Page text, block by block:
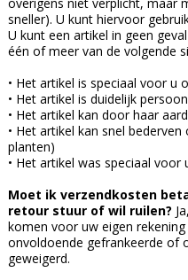
sneller). U kunt hiervoor
U kunt een artikel in geen
één of meer van de volgende
• Het artikel is speciaal voor u
• Het artikel is duidelijk
• Het artikel kan door haar
• Het artikel kan snel
planten)
• Het artikel was speciaal voor
Moet ik verzendkosten
retour stuur of wil ruilen?
komen voor uw eigen
onvoldoende gefrankeerde of
geweigerd.